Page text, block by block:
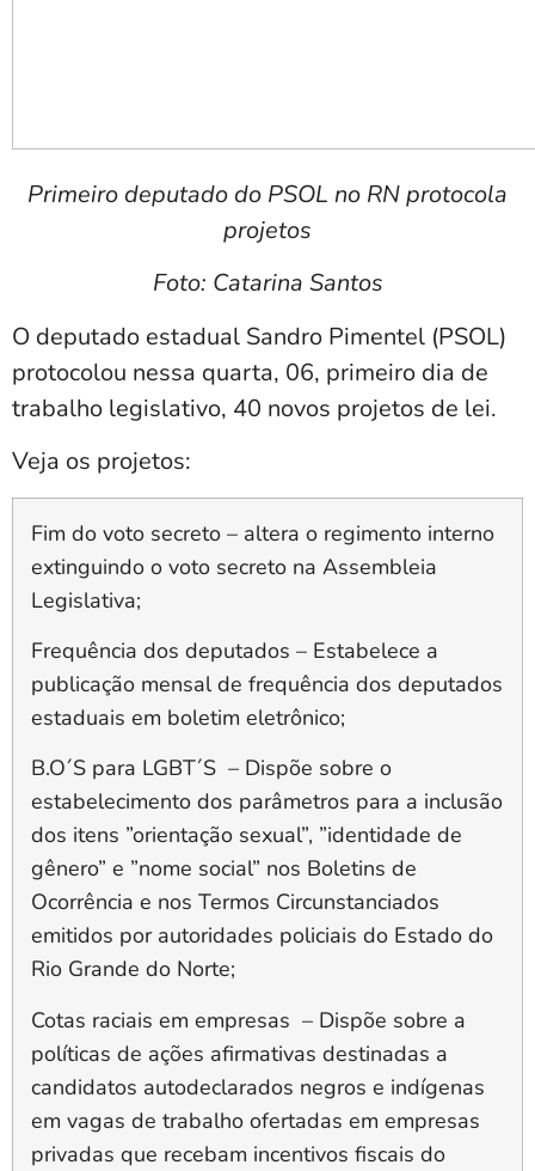
Primeiro deputado do PSOL no RN protocola
projetos
Foto: Catarina Santos
O deputado estadual Sandro Pimentel (PSOL)
protocolou nessa quarta, 06, primeiro dia de
trabalho legislativo, 40 novos projetos de lei.
Veja os projetos:
Fim do voto secreto – altera o regimento interno
extinguindo o voto secreto na Assembleia
Legislativa;
Frequência dos deputados – Estabelece a
publicação mensal de frequência dos deputados
estaduais em boletim eletrônico;
B.O´S para LGBT´S – Dispõe sobre o
estabelecimento dos parâmetros para a inclusão
dos itens ”orientação sexual”, ”identidade de
gênero” e ”nome social” nos Boletins de
Ocorrência e nos Termos Circunstanciados
emitidos por autoridades policiais do Estado do
Rio Grande do Norte;
Cotas raciais em empresas – Dispõe sobre a
políticas de ações afirmativas destinadas a
candidatos autodeclarados negros e indígenas
em vagas de trabalho ofertadas em empresas
privadas que recebam incentivos fiscais do